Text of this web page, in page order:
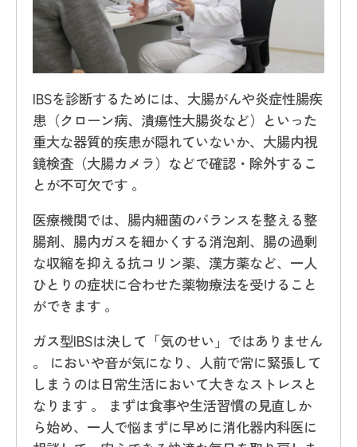
IBSを診断するためには、大腸がんや炎症性腸疾
患（クローン病、潰瘍性大腸炎など）といった
重大な器質的疾患が隠れていないか、大腸内視
鏡検査（大腸カメラ）などで確認・除外するこ
とが不可欠です 。
医療機関では、腸内細菌のバランスを整える整
腸剤、腸内ガスを細かくする消泡剤、腸の過剰
な収縮を抑える抗コリン薬、漢方薬など、一人
ひとりの症状に合わせた薬物療法を受けること
ができます 。
ガス型IBSは決して「気のせい」ではありません
。 においや音が気になり、人前で常に緊張して
しまうのは日常生活において大きなストレスと
なります 。 まずは食事や生活習慣の見直しか
ら始め、一人で悩まずに早めに消化器内科医に